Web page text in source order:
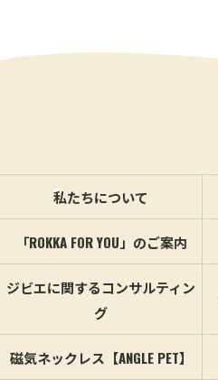
私たちについて
「ROKKA FOR YOU」のご案内
ジビエに関するコンサルティン
グ
磁気ネックレス【ANGLE PET】